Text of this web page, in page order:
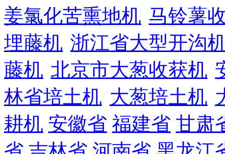
姜氯化苦熏地机 马铃薯
埋藤机 浙江省大型开沟
藤机 北京市大葱收获机
林省培土机 大葱培土机
耕机 安徽省 福建省 甘肃